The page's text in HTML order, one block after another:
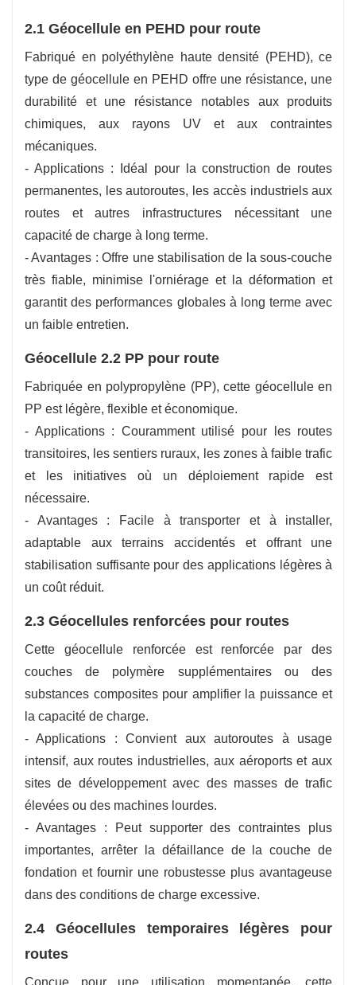
2.1 Géocellule en PEHD pour route
Fabriqué en polyéthylène haute densité (PEHD), ce
type de géocellule en PEHD offre une résistance, une
durabilité et une résistance notables aux produits
chimiques, aux rayons UV et aux contraintes
mécaniques.
- Applications : Idéal pour la construction de routes
permanentes, les autoroutes, les accès industriels aux
routes et autres infrastructures nécessitant une
capacité de charge à long terme.
- Avantages : Offre une stabilisation de la sous-couche
très fiable, minimise l'orniérage et la déformation et
garantit des performances globales à long terme avec
un faible entretien.
Géocellule 2.2 PP pour route
Fabriquée en polypropylène (PP), cette géocellule en
PP est légère, flexible et économique.
- Applications : Couramment utilisé pour les routes
transitoires, les sentiers ruraux, les zones à faible trafic
et les initiatives où un déploiement rapide est
nécessaire.
- Avantages : Facile à transporter et à installer,
adaptable aux terrains accidentés et offrant une
stabilisation suffisante pour des applications légères à
un coût réduit.
2.3 Géocellules renforcées pour routes
Cette géocellule renforcée est renforcée par des
couches de polymère supplémentaires ou des
substances composites pour amplifier la puissance et
la capacité de charge.
- Applications : Convient aux autoroutes à usage
intensif, aux routes industrielles, aux aéroports et aux
sites de développement avec des masses de trafic
élevées ou des machines lourdes.
- Avantages : Peut supporter des contraintes plus
importantes, arrêter la défaillance de la couche de
fondation et fournir une robustesse plus avantageuse
dans des conditions de charge excessive.
2.4 Géocellules temporaires légères pour
routes
Conçue pour une utilisation momentanée, cette